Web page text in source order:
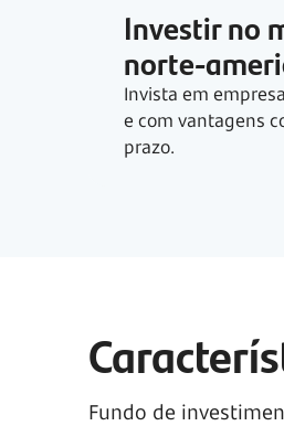
Investir no
norte-
Invista em
e com vantagens
prazo.
Fundo de